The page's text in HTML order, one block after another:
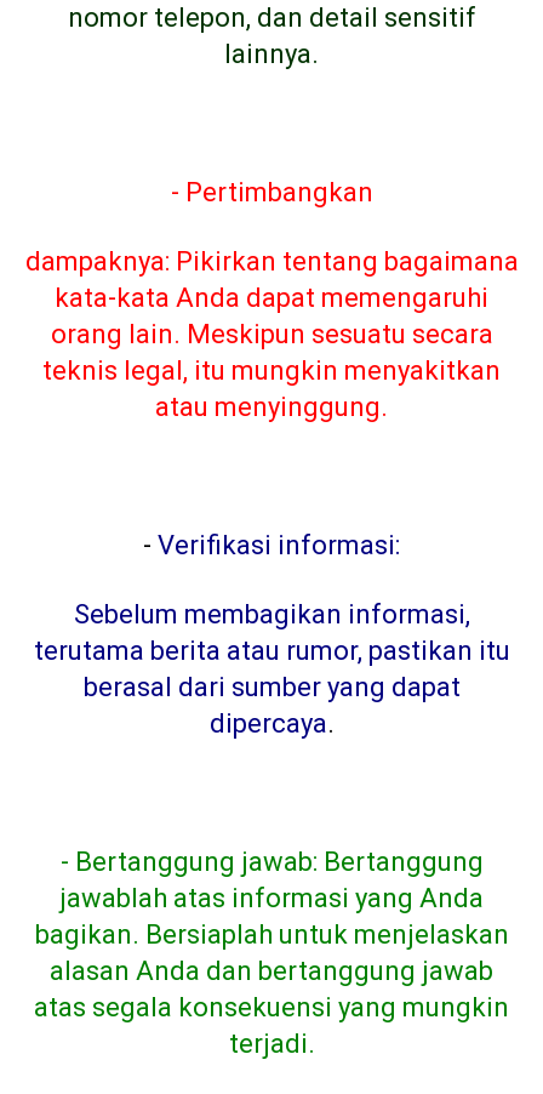
nomor telepon, dan detail sensitif
lainnya.
- Pertimbangkan
dampaknya: Pikirkan tentang bagaimana
kata-kata Anda dapat memengaruhi
orang lain. Meskipun sesuatu secara
teknis legal, itu mungkin menyakitkan
atau menyinggung.
- Verifikasi informasi:
Sebelum membagikan informasi,
terutama berita atau rumor, pastikan itu
berasal dari sumber yang dapat
dipercaya.
- Bertanggung jawab: Bertanggung
jawablah atas informasi yang Anda
bagikan. Bersiaplah untuk menjelaskan
alasan Anda dan bertanggung jawab
atas segala konsekuensi yang mungkin
terjadi.